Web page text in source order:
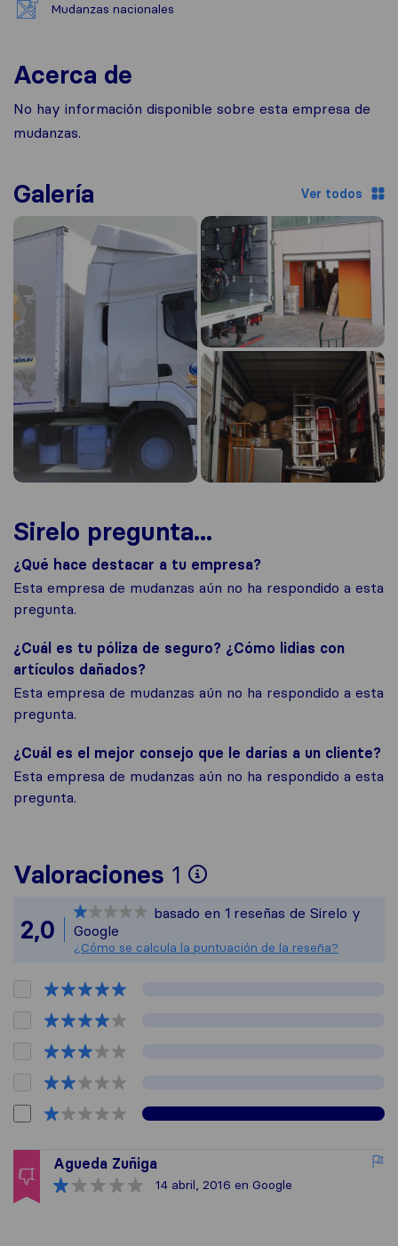
Mudanzas nacionales
Acerca de
No hay información disponible sobre esta empresa de
mudanzas.
Galería Ver todos
Sirelo pregunta...
¿Qué hace destacar a tu empresa?
Esta empresa de mudanzas aún no ha respondido a esta
pregunta.
¿Cuál es tu póliza de seguro? ¿Cómo lidias con
artículos dañados?
Esta empresa de mudanzas aún no ha respondido a esta
pregunta.
¿Cuál es el mejor consejo que le darías a un cliente?
Esta empresa de mudanzas aún no ha respondido a esta
pregunta.
Valoraciones 1
Para ofrecerte
Todas las
2,0
basado en 1 reseñas de Sirelo y
Google
¿Cómo se calcula la puntuación de la reseña?
Agueda Zuñiga
14 abril, 2016 en Google